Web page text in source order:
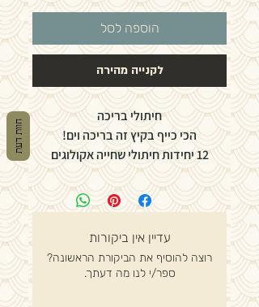
הוספה לסל
לקנייה מהירה
חיתולי בריכה
הכי כייף בקיץ זה בריכה וים!
12 יחידות חיתולי שחייה אקולוגים
מתכלים.
מתאימים לשימוש במים.
עיצוב מהנה בהשראת אוקיינוס,
התאמה נוחה עם חגורת מתיחה אלסטית,
מחסומי דליפה כפולים,
דפנות קלות לקרע,
עדיין אין ביקורות
רוצה להוסיף את הביקורת הראשונה?
ספר/י לנו מה דעתך.
חוות דעת